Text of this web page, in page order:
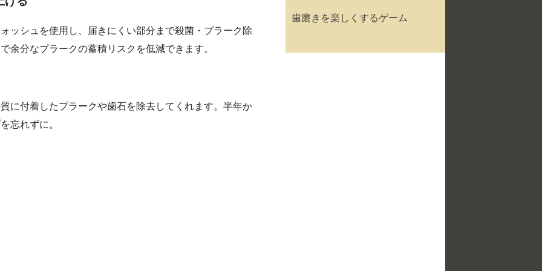
ッシュを使用し、届きにくい部分まで殺菌・プラーク除
余分なプラークの蓄積リスクを低減できます。
に付着したプラークや歯石を除去してくれます。半年か
忘れずに。
歯磨きを楽しくするゲーム